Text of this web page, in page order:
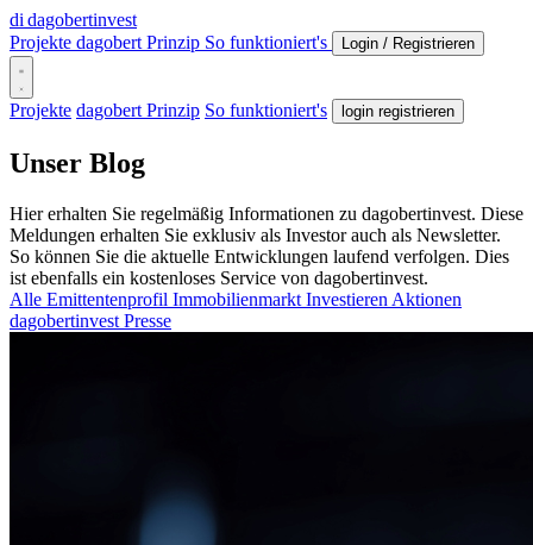
di dagobertinvest
Projekte dagobert Prinzip So funktioniert's Login / Registrieren
Projekte dagobert Prinzip So funktioniert's login registrieren
Unser Blog
Hier erhalten Sie regelmäßig Informationen zu dagobertinvest. Diese
Meldungen erhalten Sie exklusiv als Investor auch als Newsletter.
So können Sie die aktuelle Entwicklungen laufend verfolgen. Dies
ist ebenfalls ein kostenloses Service von dagobertinvest.
Alle Emittentenprofil Immobilienmarkt Investieren Aktionen
dagobertinvest Presse